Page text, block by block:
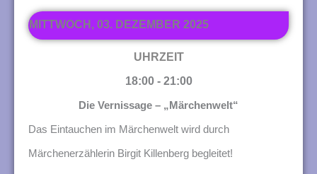
MITTWOCH, 03. DEZEMBER 2025
UHRZEIT
18:00 - 21:00
Die Vernissage – „Märchenwelt“
Das Eintauchen im Märchenwelt wird durch
Märchenerzählerin Birgit Killenberg begleitet!